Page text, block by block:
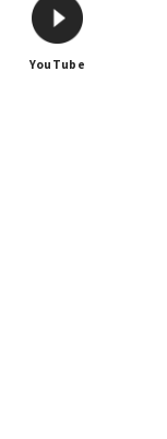
YouTube